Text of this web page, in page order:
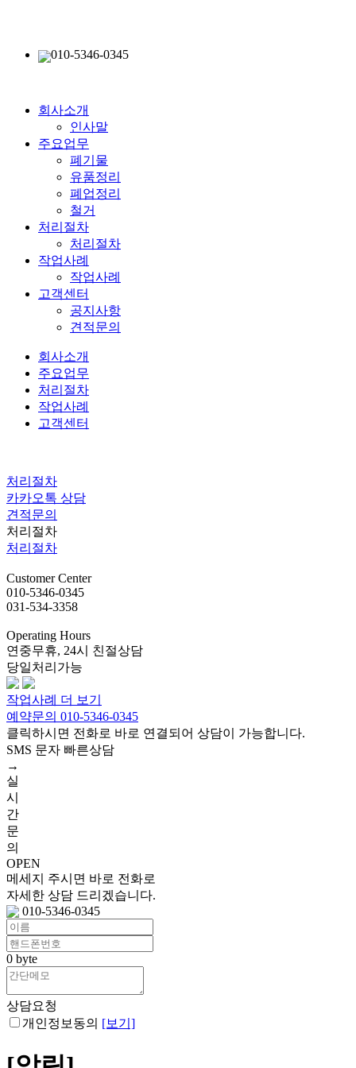
010-5346-0345
회사소개
인사말
주요업무
폐기물
유품정리
폐업정리
철거
처리절차
처리절차
작업사례
작업사례
고객센터
공지사항
견적문의
회사소개
주요업무
처리절차
작업사례
고객센터
처리절차
카카오톡 상담
견적문의
처리절차
처리절차
CustomerCenter
010-5346-0345
031-534-3358
Operating Hours
연중무휴, 24시 친절상담
당일처리가능
작업사례 더 보기
예약문의 010-5346-0345
클릭하시면 전화로 바로 연결되어 상담이 가능합니다.
SMS 문자 빠른상담
→
실
시
간
문
의
OPEN
메세지 주시면 바로 전화로
자세한 상담 드리겠습니다.
010-5346-0345
0 byte
상담요청
개인정보동의 [보기]